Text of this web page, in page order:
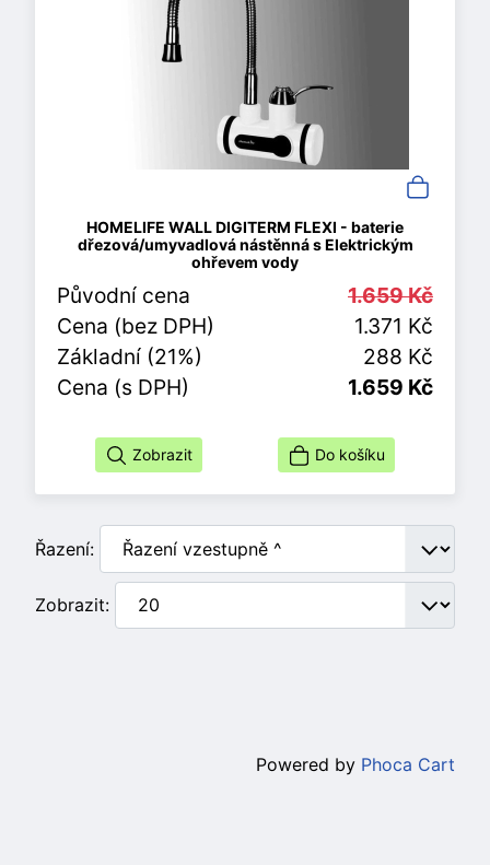
HOMELIFE WALL DIGITERM FLEXI - baterie
dřezová/umyvadlová nástěnná s Elektrickým
ohřevem vody
Původní cena
1.659 Kč
Cena (bez DPH)
1.371 Kč
Základní (21%)
288 Kč
Cena (s DPH)
1.659 Kč
Zobrazit Do košíku
Řazení:
Zobrazit:
Powered by Phoca Cart